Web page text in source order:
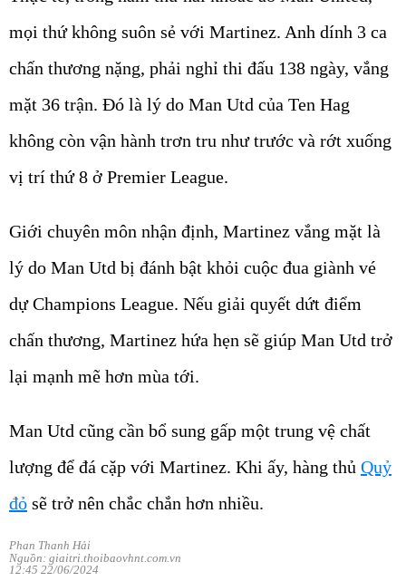
mọi thứ không suôn sẻ với Martinez. Anh dính 3 ca
chấn thương nặng, phải nghỉ thi đấu 138 ngày, vắng
mặt 36 trận. Đó là lý do Man Utd của Ten Hag
không còn vận hành trơn tru như trước và rớt xuống
vị trí thứ 8 ở Premier League.
Giới chuyên môn nhận định, Martinez vắng mặt là
lý do Man Utd bị đánh bật khỏi cuộc đua giành vé
dự Champions League. Nếu giải quyết dứt điểm
chấn thương, Martinez hứa hẹn sẽ giúp Man Utd trở
lại mạnh mẽ hơn mùa tới.
Man Utd cũng cần bổ sung gấp một trung vệ chất
lượng để đá cặp với Martinez. Khi ấy, hàng thủ Quỷ
đỏ sẽ trở nên chắc chắn hơn nhiều.
Phan Thanh Hải
Nguồn: giaitri.thoibaovhnt.com.vn
12:45 22/06/2024